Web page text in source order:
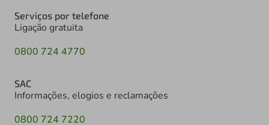
Serviços por telefone
Ligação gratuita
0800 724 4770
SAC
Informações, elogios e reclamações
0800 724 7220